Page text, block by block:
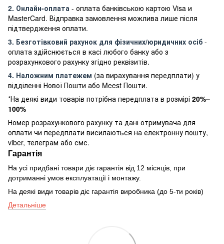
2. Онлайн-оплата - оплата банківською картою Visa и
MasterCard. Відправка замовлення можлива лише після
підтвердження оплати.
3. Безготівковий рахунок для фізичних/юридичних осіб -
оплата здійснюється в касі любого банку або з
розрахункового рахунку згідно реквізитів.
4. Наложним платежем (за вирахування передплати) у
відділенні Нової Пошти або Meest Пошти.
*На деякі види товарів потрібна передплата в розмірі 20%–
100%
Номер розрахункового рахунку та дані отримувача для
оплати чи передплати висилаються на електронну пошту,
viber, телеграм або смс.
Гарантія
На усі придбані товари діє гарантія від 12 місяців, при
дотриманні умов експлуатації і монтажу.
На деякі види товарів діє гарантія виробника (до 5-ти років)
Детальніше